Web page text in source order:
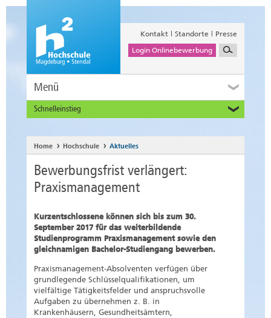
Kontakt Standorte
Presse
Login Onlinebewerbung
Menü
Schnelleinstieg
Alumni
Unternehmen und Institutionen
Studierende
Beschäftigte
Home Hochschule Aktuelles
Bewerbungsfrist verlängert:
Praxismanagement
Kurzentschlossene können sich bis zum 30.
September 2017 für das weiterbildende
Studienprogramm Praxismanagement sowie den
gleichnamigen Bachelor-Studiengang bewerben.
Praxismanagement-Absolventen verfügen über
grundlegende Schlüsselqualifikationen, um
vielfältige Tätigkeitsfelder und anspruchsvolle
Aufgaben zu übernehmen z. B. in
Krankenhäusern, Gesundheitsämtern,